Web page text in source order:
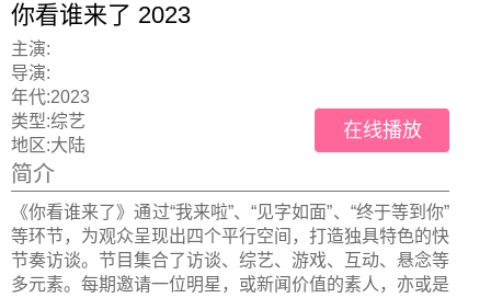
你看谁来了 2023
主演:
导演:
年代:2023
类型:综艺
地区:大陆
在线播放
简介
《你看谁来了》通过“我来啦”、“见字如面”、“终于等到你”
等环节，为观众呈现出四个平行空间，打造独具特色的快
节奏访谈。节目集合了访谈、综艺、游戏、互动、悬念等
多元素。每期邀请一位明星，或新闻价值的素人，亦或是